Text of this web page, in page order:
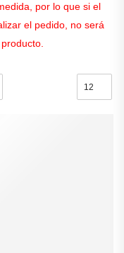
por lo que si el
el pedido, no será